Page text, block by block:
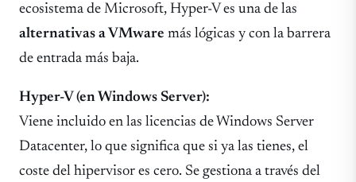
ecosistema de Microsoft, Hyper-V es una de las
alternativas a VMware más lógicas y con la barrera
de entrada más baja.
Hyper-V (en Windows Server):
Viene incluido en las licencias de Windows Server
Datacenter, lo que significa que si ya las tienes, el
coste del hipervisor es cero. Se gestiona a través del